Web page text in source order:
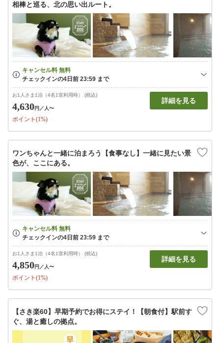
相棒と巡る、北の思い出ルート。
お1人さま1泊（4名1室利用時） (税込)
4,630円 ／人〜
ポイント(1%)
詳細を見る
ワンちゃんと一緒に泊まろう【食事なし】一緒に見たい景
色が、ここにある。
お1人さま1泊（4名1室利用時） (税込)
4,850円 ／人〜
ポイント(1%)
詳細を見る
【さき楽60】早期予約でお得にステイ！【朝食付】駅前す
ぐ、湯と癒しの拠点。